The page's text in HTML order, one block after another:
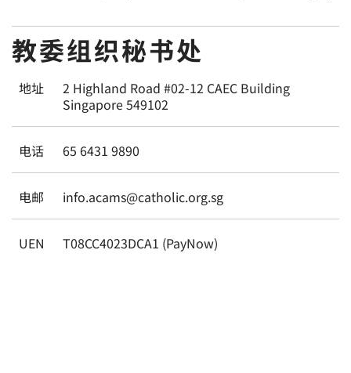
教委组织秘书处
地址
2 Highland Road #02-12 CAEC Building
Singapore 549102
电话 65 6431 9890
电邮 info.acams@catholic.org.sg
UEN T08CC4023DCA1 (PayNow)